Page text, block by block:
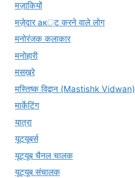
मज़ाकियों
मज़ेदार ак्ट करने वाले लोग
मनोरंजक कलाकार
मनोहारी
मसख़रे
मस्तिष्क विद्वान (Mastishk Vidwan)
मार्केटिंग
यात्रा
यूटयूबर्स
यूट्यूब चैनल चालक
यूट्यूब संचालक